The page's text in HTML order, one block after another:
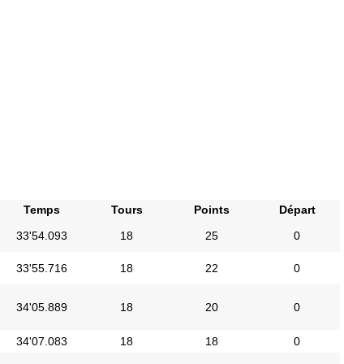
Temps Tours Points
Départ
33'54.093 18 25 0
33'55.716 18 22 0
34'05.889
18 20 0
34'07.083 18 18 0